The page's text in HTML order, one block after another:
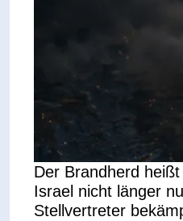
Der Brandherd
Israel nicht länger
Stellvertreter